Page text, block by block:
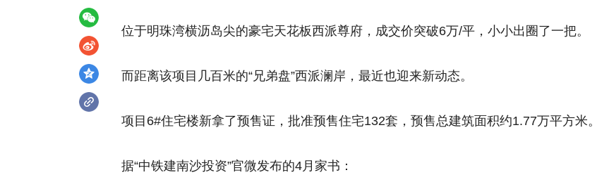
位于明珠湾横沥岛尖的豪宅天花板西派尊府，成交价突破6万/平，小小出圈了一把。
而距离该项目几百米的“兄弟盘”西派澜岸，最近也迎来新动态。
项目6#住宅楼新拿了预售证，批准预售住宅132套，预售总建筑面积约1.77万平方米。
据“中铁建南沙投资”官微发布的4月家书：